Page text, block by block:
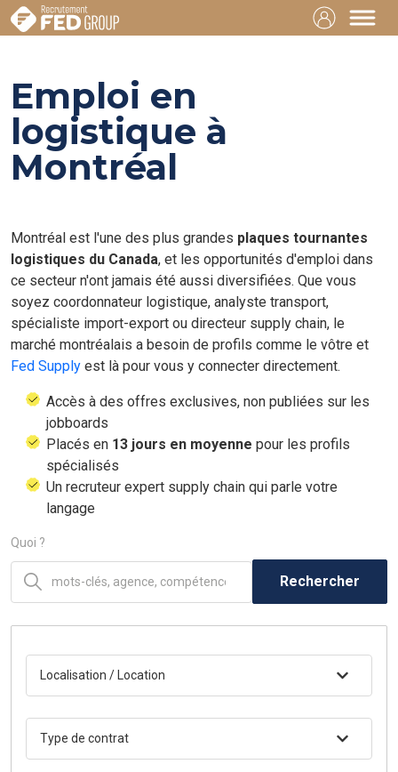
Emploi en
logistique à
Montréal
Montréal est l'une des plus grandes plaques tournantes
logistiques du Canada, et les opportunités d'emploi dans
ce secteur n'ont jamais été aussi diversifiées. Que vous
soyez coordonnateur logistique, analyste transport,
spécialiste import-export ou directeur supply chain, le
marché montréalais a besoin de profils comme le vôtre et
Fed Supply est là pour vous y connecter directement.
Accès à des offres exclusives, non publiées sur les
jobboards
Placés en 13 jours en moyenne pour les profils
spécialisés
Un recruteur expert supply chain qui parle votre
langage
Quoi ?
Rechercher
Localisation / Location
Type de contrat